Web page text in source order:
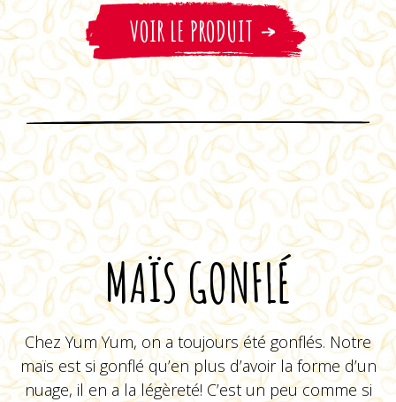
VOIR LE PRODUIT
MAÏS GONFLÉ
Chez Yum Yum, on a toujours été gonflés. Notre
maïs est si gonflé qu’en plus d’avoir la forme d’un
nuage, il en a la légèreté! C’est un peu comme si